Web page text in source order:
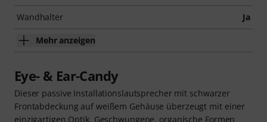
Wandhalter Ja
Mehr anzeigen
Eye- & Ear-Candy
Dieser passive Installationslautsprecher mit schwarzer
Frontabdeckung auf weißem Gehäuse überzeugt mit einer
einzigartigen Optik. Geschwungene, organische Formen